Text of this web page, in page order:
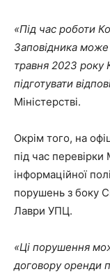
«Під час роботи
Заповідника
травня 2023 року
підготувати
Міністерстві.
Окрім того, на
під час перевірки
інформаційної
порушень з боку
Лаври УПЦ.
«Ці порушення
договору оренди